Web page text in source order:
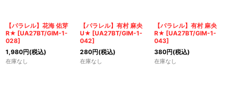
【パラレル】花海 佑芽
R★ [UA27BT/GIM-1-
028]
1,980円(税込)
在庫なし
【パラレル】有村 麻央
U★ [UA27BT/GIM-1-
042]
280円(税込)
在庫なし
【パラレル】有村 麻央
R★ [UA27BT/GIM-1-
043]
380円(税込)
在庫なし